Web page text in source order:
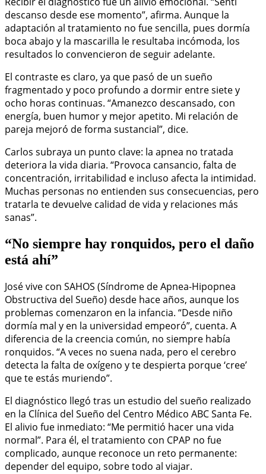
descanso desde ese momento”, afirma. Aunque la
adaptación al tratamiento no fue sencilla, pues dormía
boca abajo y la mascarilla le resultaba incómoda, los
resultados lo convencieron de seguir adelante.
El contraste es claro, ya que pasó de un sueño
fragmentado y poco profundo a dormir entre siete y
ocho horas continuas. “Amanezco descansado, con
energía, buen humor y mejor apetito. Mi relación de
pareja mejoró de forma sustancial”, dice.
Carlos subraya un punto clave: la apnea no tratada
deteriora la vida diaria. “Provoca cansancio, falta de
concentración, irritabilidad e incluso afecta la intimidad.
Muchas personas no entienden sus consecuencias, pero
tratarla te devuelve calidad de vida y relaciones más
sanas”.
“No siempre hay ronquidos, pero el daño
está ahí”
José vive con SAHOS (Síndrome de Apnea-Hipopnea
Obstructiva del Sueño) desde hace años, aunque los
problemas comenzaron en la infancia. “Desde niño
dormía mal y en la universidad empeoró”, cuenta. A
diferencia de la creencia común, no siempre había
ronquidos. “A veces no suena nada, pero el cerebro
detecta la falta de oxígeno y te despierta porque ‘cree’
que te estás muriendo”.
El diagnóstico llegó tras un estudio del sueño realizado
en la Clínica del Sueño del Centro Médico ABC Santa Fe.
El alivio fue inmediato: “Me permitió hacer una vida
normal”. Para él, el tratamiento con CPAP no fue
complicado, aunque reconoce un reto permanente:
depender del equipo, sobre todo al viajar.